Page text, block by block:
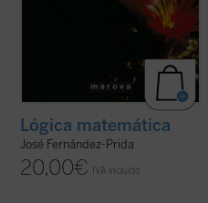
Lógica matemática
José Fernández-Prida
20,00€ IVA incluido